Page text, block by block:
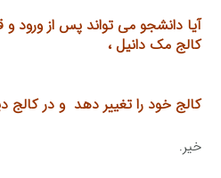
آیا دانشجو می تواند پس از ورود و
کالج مک دانیل ،
کالج خود را تغییر دهد و در کالج
خیر.